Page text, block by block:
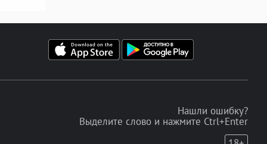
Нашли ошибку?
Выделите слово и нажмите Ctrl+Enter